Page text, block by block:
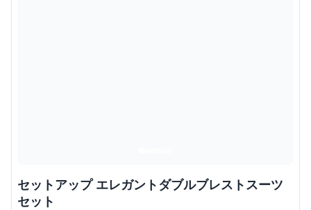
セットアップ エレガントダブルブレストスーツ
セット